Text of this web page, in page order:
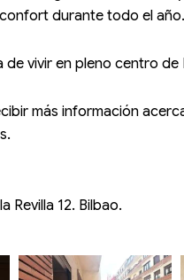
durante todo el
de vivir en pleno centro de
más información
Revilla 12. Bilbao.